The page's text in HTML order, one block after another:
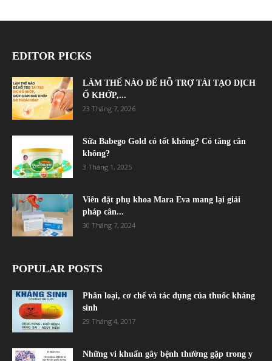
EDITOR PICKS
LÀM THẾ NÀO ĐỂ HỖ TRỢ TÁI TẠO DỊCH
Ổ KHỚP,...
23 Tháng 7, 2026
Sữa Babego Gold có tốt không? Có tăng cân
không?
3 Tháng 1, 2025
Viên đặt phụ khoa Mara Eva mang lại giải
pháp cân...
30 Tháng 7, 2024
POPULAR POSTS
Phân loại, cơ chế và tác dụng của thuốc kháng
sinh
29 Tháng 4, 2017
Những vi khuẩn gây bệnh thường gặp trong y